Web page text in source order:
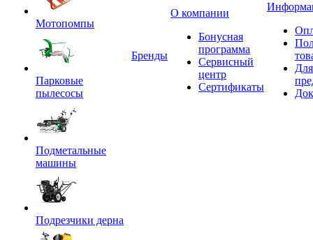
Мотопомпы
Парковые
пылесосы
Подметальные
машины
Подрезчики дерна
Бренды
О компании
Бонусная
программа
Сервисный
центр
Сертификаты
Для